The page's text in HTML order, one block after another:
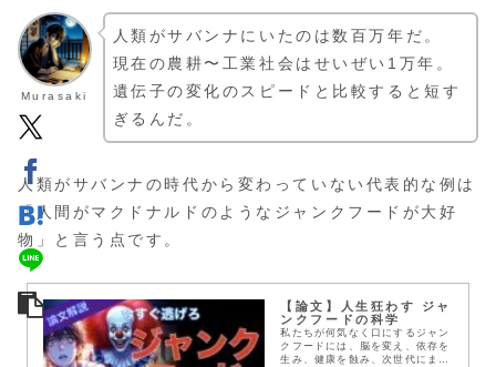
Murasaki
人類がサバンナにいたのは数百万年だ。
現在の農耕〜工業社会はせいぜい1万年。
遺伝子の変化のスピードと比較すると短す
ぎるんだ。
人類がサバンナの時代から変わっていない代表的な例は
「人間がマクドナルドのようなジャンクフードが大好
物」と言う点です。
【論文】人生狂わす ジャ
ンクフードの科学
私たちが何気なく口にするジャン
クフードには、脳を変え、依存を
生み、健康を蝕み、次世代にまで